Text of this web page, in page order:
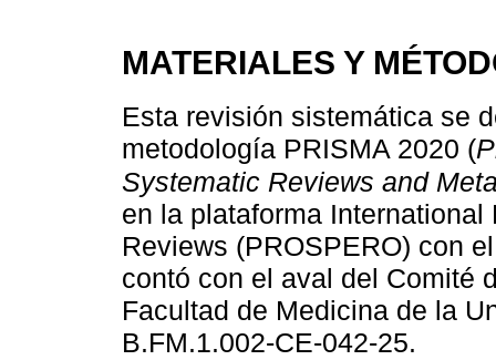
MATERIALES Y
Esta revisión sistemática se
metodología PRISMA 2020 (
Systematic Reviews and
en la plataforma
Reviews (PROSPERO) con
contó con el aval del Comité
Facultad de Medicina de la
B.FM.1.002-CE-042-25.